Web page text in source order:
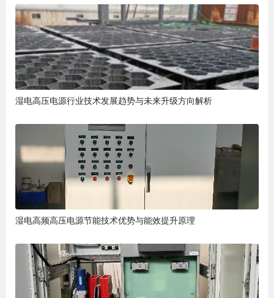
湿电高压电源行业技术发展趋势与未来升级方向解析
湿电高频高压电源节能技术优势与能效提升原理